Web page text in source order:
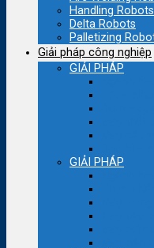
Handling Robots
Delta Robots
Palletizing
Giải pháp công nghiệp
GIẢI PHÁP
GIẢI PHÁP